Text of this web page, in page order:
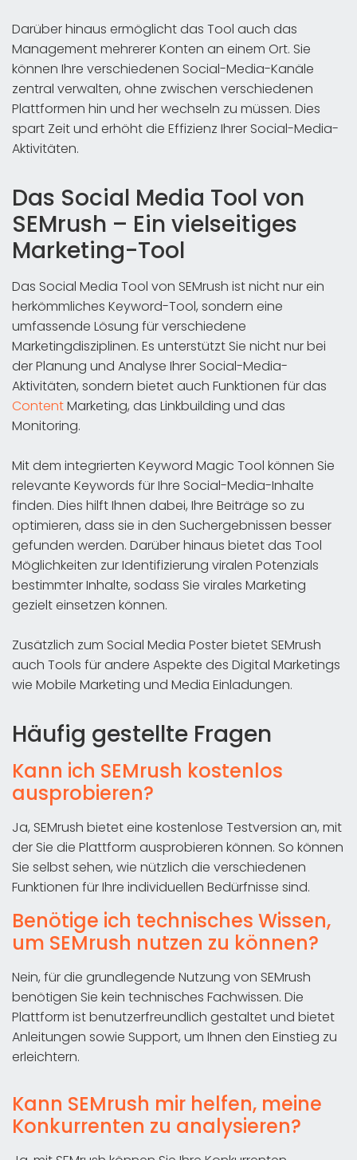
Darüber hinaus ermöglicht das Tool auch das
Management mehrerer Konten an einem Ort. Sie
können Ihre verschiedenen Social-Media-Kanäle
zentral verwalten, ohne zwischen verschiedenen
Plattformen hin und her wechseln zu müssen. Dies
spart Zeit und erhöht die Effizienz Ihrer Social-Media-
Aktivitäten.
Das Social Media Tool von
SEMrush – Ein vielseitiges
Marketing-Tool
Das Social Media Tool von SEMrush ist nicht nur ein
herkömmliches Keyword-Tool, sondern eine
umfassende Lösung für verschiedene
Marketingdisziplinen. Es unterstützt Sie nicht nur bei
der Planung und Analyse Ihrer Social-Media-
Aktivitäten, sondern bietet auch Funktionen für das
ContentMarketing, das Linkbuilding und das
Monitoring.
Mit dem integrierten Keyword Magic Tool können Sie
relevante Keywords für Ihre Social-Media-Inhalte
finden. Dies hilft Ihnen dabei, Ihre Beiträge so zu
optimieren, dass sie in den Suchergebnissen besser
gefunden werden. Darüber hinaus bietet das Tool
Möglichkeiten zur Identifizierung viralen Potenzials
bestimmter Inhalte, sodass Sie virales Marketing
gezielt einsetzen können.
Zusätzlich zum Social Media Poster bietet SEMrush
auch Tools für andere Aspekte des Digital Marketings
wie Mobile Marketing und Media Einladungen.
Häufig gestellte Fragen
Kann ich SEMrush kostenlos
ausprobieren?
Ja, SEMrush bietet eine kostenlose Testversion an, mit
der Sie die Plattform ausprobieren können. So können
Sie selbst sehen, wie nützlich die verschiedenen
Funktionen für Ihre individuellen Bedürfnisse sind.
Benötige ich technisches Wissen,
um SEMrush nutzen zu können?​
Nein, für die grundlegende Nutzung von SEMrush
benötigen Sie kein technisches Fachwissen. Die
Plattform ist benutzerfreundlich gestaltet und bietet
Anleitungen sowie Support, um Ihnen den Einstieg zu
erleichtern.
Kann SEMrush mir helfen, meine
Konkurrenten zu analysieren?​